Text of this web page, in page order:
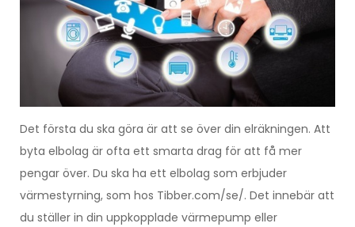
Det första du ska göra är att se över din elräkningen. Att
byta elbolag är ofta ett smarta drag för att få mer
pengar över. Du ska ha ett elbolag som erbjuder
värmestyrning, som hos Tibber.com/se/. Det innebär att
du ställer in din uppkopplade värmepump eller